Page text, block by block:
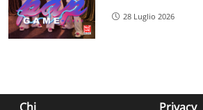
28 Luglio 2026